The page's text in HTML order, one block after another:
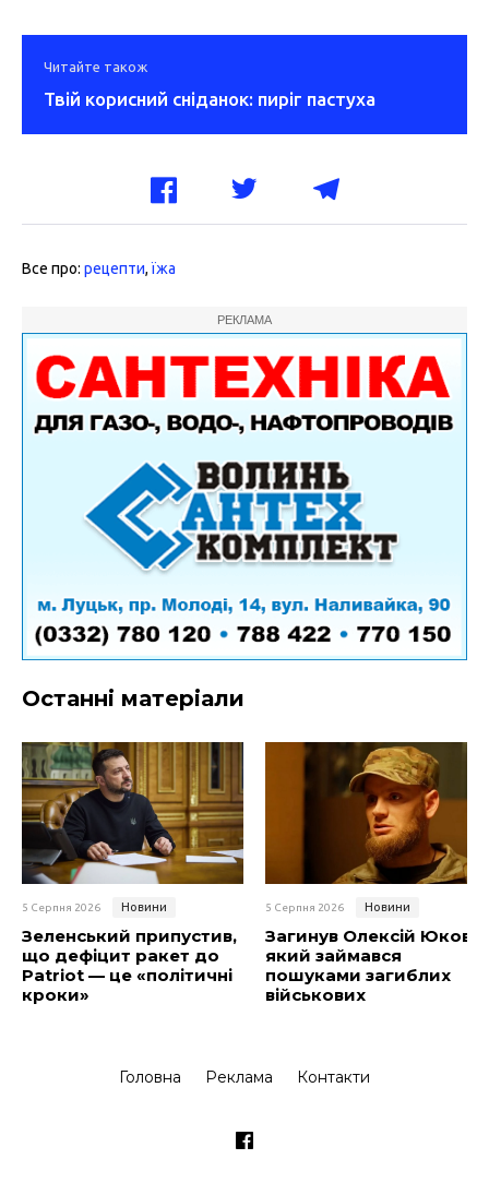
Читайте також
Твій корисний сніданок: пиріг пастуха
Все про: рецепти,їжа
РЕКЛАМА
Останні матеріали
5 Серпня 2026 Новини
Зеленський припустив,
що дефіцит ракет до
Patriot — це «політичні
кроки»
5 Серпня 2026 Новини
Загинув Олексій Юков,
який займався
пошуками загиблих
військових
Головна Реклама Контакти